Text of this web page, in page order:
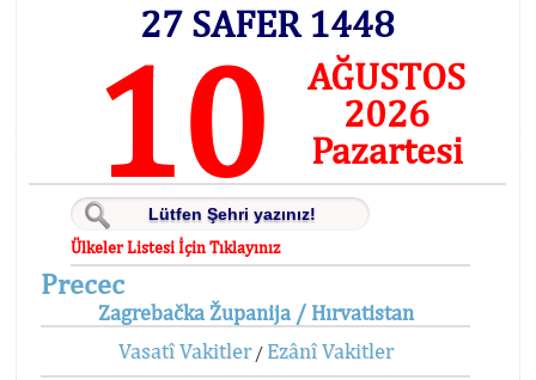
27 SAFER 1448
10
AĞUSTOS
2026
Pazartesi
Ülkeler Listesi İçin Tıklayınız
Precec
Zagrebačka Županija / Hırvatistan
Vasatî Vakitler/ Ezânî Vakitler